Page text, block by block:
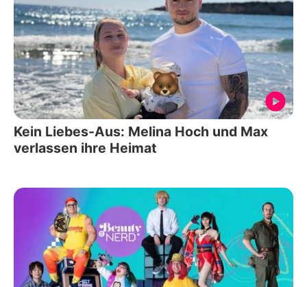
Kein Liebes-Aus: Melina Hoch und Max
verlassen ihre Heimat